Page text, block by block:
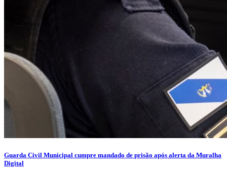
Guarda Civil Municipal cumpre mandado de prisão após alerta da Muralha
Digital